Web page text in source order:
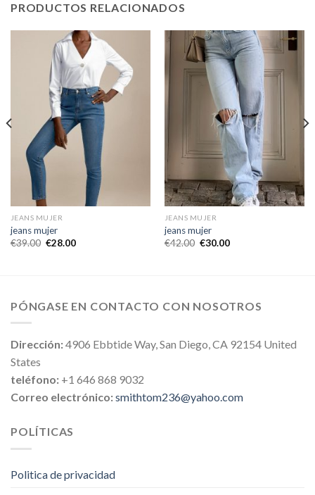
PRODUCTOS RELACIONADOS
JEANS MUJER
jeans mujer
€39.00 €28.00
JEANS MUJER
jeans mujer
€42.00 €30.00
PÓNGASE EN CONTACTO CON NOSOTROS
Dirección:4906 Ebbtide Way, San Diego, CA 92154 United
States
teléfono: +1 646 868 9032
Correo electrónico:smithtom236@yahoo.com
POLÍTICAS
Politica de privacidad